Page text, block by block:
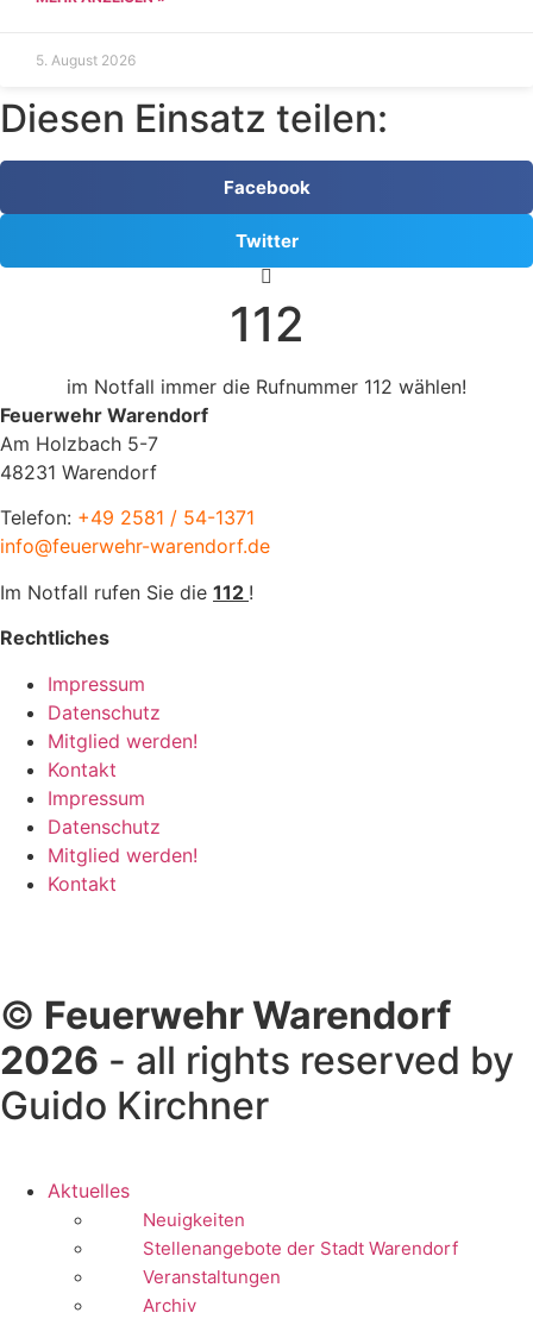
5. August 2026
Diesen Einsatz teilen:
Facebook
Twitter
112
im Notfall immer die Rufnummer 112 wählen!
Feuerwehr Warendorf
Am Holzbach 5-7
48231 Warendorf
Telefon: +49 2581 / 54-1371
info@feuerwehr-warendorf.de
Im Notfall rufen Sie die 112 !
Rechtliches
Impressum
Datenschutz
Mitglied werden!
Kontakt
Impressum
Datenschutz
Mitglied werden!
Kontakt
© Feuerwehr Warendorf
2026 - all rights reserved by
Guido Kirchner
Aktuelles
Neuigkeiten
Stellenangebote der Stadt Warendorf
Veranstaltungen
Archiv